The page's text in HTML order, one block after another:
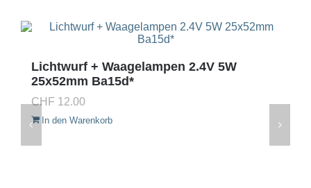
Lichtwurf + Waagelampen 2.4V 5W
25x52mm Ba15d*
CHF 12.00
In den Warenkorb